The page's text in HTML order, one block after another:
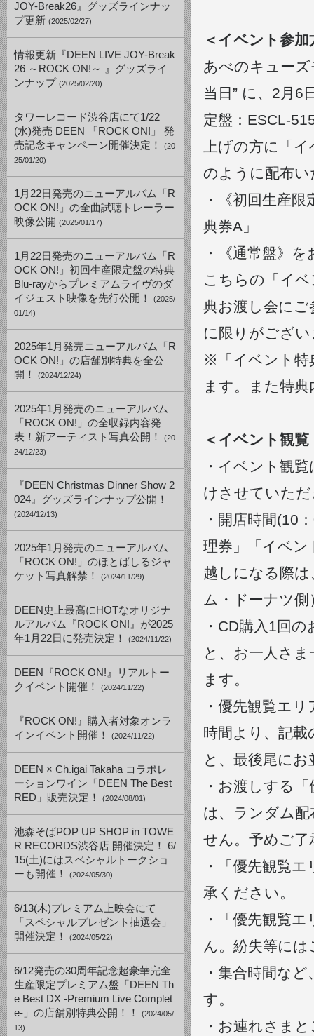
JOY-Break26』グッズラインナッ
プ更新 (2025/02/27)
情報更新『DEEN LIVE JOY-Break
26 ～ROCK ON!～ 』グッズライ
ンナップ (2025/02/20)
タワーレコード渋谷店にて1/22
(水)発売 DEEN 「ROCK ON!」 発
売記念キャンペーン開催決定！
(20
25/01/20)
1月22日発売のニューアルバム「R
OCK ON!」の全曲試聴トレーラー
映像公開 (2025/01/17)
1月22日発売のニューアルバム「R
OCK ON!」初回生産限定盤の特典
Blu-rayからプレミアムライヴのダ
イジェスト映像を先行公開！
(2025/
01/14)
2025年1月発売ニューアルバム「R
OCK ON!」の店舗別特典を全公
開！
(2024/12/24)
2025年1月発売のニューアルバム
「ROCK ON!」の全収録内容発
表！新アーティスト写真公開！
(20
24/12/23)
『DEEN Christmas Dinner Show 2
024』グッズラインナップ公開！
(2024/12/13)
2025年1月発売のニューアルバム
「ROCK ON!」のほとばしるジャ
ケット写真解禁！
(2024/11/29)
DEEN史上最高にHOTなオリジナ
ルアルバム『ROCK ON!』が2025
年1月22日に発売決定！
(2024/11/22)
DEEN『ROCK ON!』リアルトー
クイベント開催！
(2024/11/22)
『ROCK ON!』購入者対象オンラ
インイベント開催！
(2024/11/22)
DEEN × Ch.igai Takaha コラボレ
ーションワイン「DEEN The Best
RED」販売決定！
(2024/08/01)
池森そばPOP UP SHOP in TOWE
R RECORDS渋谷店 開催決定！ 6/
15(土)にはスペシャルトークショ
ーも開催！
(2024/05/30)
6/13(木)プレミアム上映会にて
「スペシャルプレゼント抽選会」
開催決定！
(2024/05/22)
6/12発売の30周年記念超豪華完全
生産限定プレミアム盤「DEEN Th
e Best DX -Premium Live Complet
e-」の店舗別特典公開！！
(2024/05/
13)
＜イベント参加
あべのキュー
当日” に、2月6
定盤：ESCL-
上げの方に「
のように配布
・《初回生産
典券A」
・《通常盤》
こちらの「イ
典お渡し会にご
に限りがござ
※「イベント特
ます。また特
＜イベント観
・イベント観
けさせていた
・開店時間(10
理券」「イベ
越しになる際
ム・ドーナツ
・CD購入1回
と、お一人さ
ます。
・優先観覧エ
時間より、記
と、最後尾に
・お渡しする
は、ランダム
せん。予めご
・「優先観覧
承ください。
・「優先観覧
ん。紛失等に
・集合時間な
す。
・お連れさま